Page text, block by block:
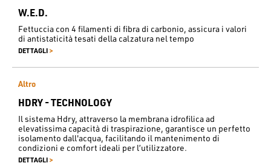
W.E.D.
Fettuccia con 4 filamenti di fibra di carbonio, assicura i valori
di antistaticità tesati della calzatura nel tempo
DETTAGLI >
Altro
HDRY - TECHNOLOGY
Il sistema Hdry, attraverso la membrana idrofilica ad
elevatissima capacità di traspirazione, garantisce un perfetto
isolamento dall'acqua, facilitando il mantenimento di
condizioni e comfort ideali per l’utilizzatore.
DETTAGLI >